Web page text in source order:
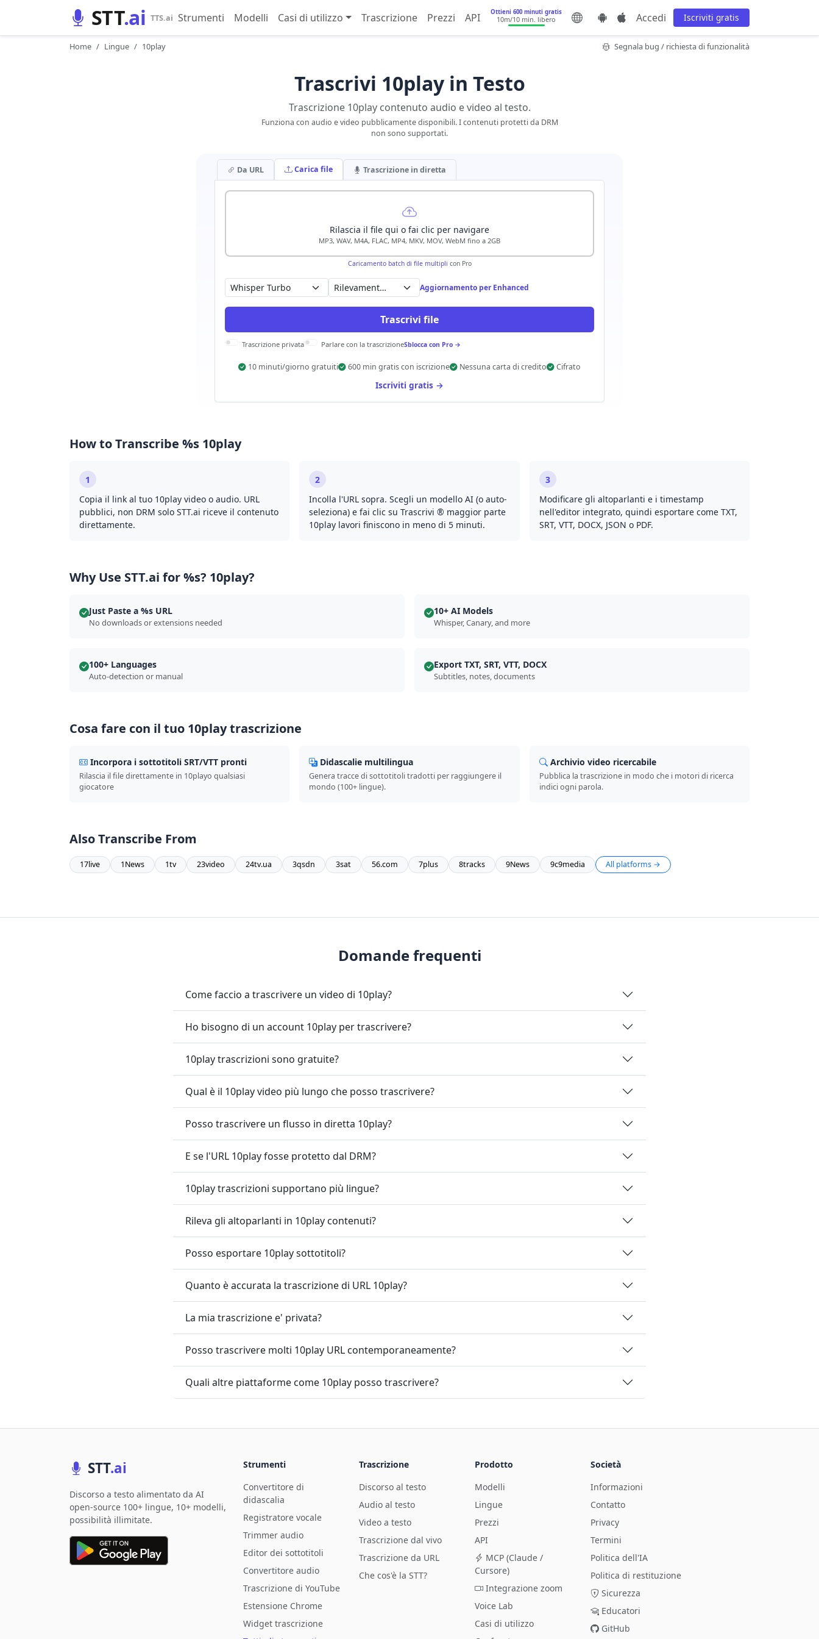
STT.ai TTS.ai Strumenti Modelli Casi di utilizzo Trascrizione Prezzi API Ottieni 600 minuti gratis
10m/10 min. libero Accedi Iscriviti gratis
Home Lingue 10play Segnala bug / richiesta di funzionalità
Trascrivi 10play in Testo
Trascrizione 10play contenuto audio e video al testo.
Funziona con audio e video pubblicamente disponibili. I contenuti protetti da DRM
non sono supportati.
Da URL Carica file Trascrizione in diretta
Rilascia il file qui o fai clic per navigare
MP3, WAV, M4A, FLAC, MP4, MKV, MOV, WebM fino a 2GB
Caricamento batch di file multipli con Pro
Rilevamento automaticoAggiornamento per Enhanced
Trascrivi file
Trascrizione privata Parlare con la trascrizioneSblocca con Pro →
10 minuti/giorno gratuiti 600 min gratis con iscrizione Nessuna carta di credito Cifrato
Iscriviti gratis →
How to Transcribe %s 10play
1
Copia il link al tuo 10play video o audio. URL
pubblici, non DRM solo STT.ai riceve il contenuto
direttamente.
2
Incolla l'URL sopra. Scegli un modello AI (o auto-
seleziona) e fai clic su Trascrivi ® maggior parte
10play lavori finiscono in meno di 5 minuti.
3
Modificare gli altoparlanti e i timestamp
nell'editor integrato, quindi esportare come TXT,
SRT, VTT, DOCX, JSON o PDF.
Why Use STT.ai for %s? 10play?
Just Paste a %s URL
No downloads or extensions needed
10+ AI Models
Whisper, Canary, and more
100+ Languages
Auto-detection or manual
Export TXT, SRT, VTT, DOCX
Subtitles, notes, documents
Cosa fare con il tuo 10play trascrizione
Incorpora i sottotitoli SRT/VTT pronti
Rilascia il file direttamente in 10playo qualsiasi
giocatore
Didascalie multilingua
Genera tracce di sottotitoli tradotti per raggiungere il
mondo (100+ lingue).
Archivio video ricercabile
Pubblica la trascrizione in modo che i motori di ricerca
indici ogni parola.
Also Transcribe From
17live 1News 1tv 23video 24tv.ua 3qsdn 3sat 56.com 7plus 8tracks 9News 9c9media All platforms →
Domande frequenti
Come faccio a trascrivere un video di 10play?
Ho bisogno di un account 10play per trascrivere?
10play trascrizioni sono gratuite?
Qual è il 10play video più lungo che posso trascrivere?
Posso trascrivere un flusso in diretta 10play?
E se l'URL 10play fosse protetto dal DRM?
10play trascrizioni supportano più lingue?
Rileva gli altoparlanti in 10play contenuti?
Posso esportare 10play sottotitoli?
Quanto è accurata la trascrizione di URL 10play?
La mia trascrizione e' privata?
Posso trascrivere molti 10play URL contemporaneamente?
Quali altre piattaforme come 10play posso trascrivere?
STT.ai
Discorso a testo alimentato da AI
open-source 100+ lingue, 10+ modelli,
possibilità illimitate.
Strumenti
Convertitore di
didascalia
Registratore vocale
Trimmer audio
Editor dei sottotitoli
Convertitore audio
Trascrizione di YouTube
Estensione Chrome
Widget trascrizione
Trascrizione
Discorso al testo
Audio al testo
Video a testo
Trascrizione dal vivo
Trascrizione da URL
Che cos'è la STT?
Prodotto
Modelli
Lingue
Prezzi
API
MCP (Claude /
Cursore)
Integrazione zoom
Voice Lab
Casi di utilizzo
Società
Informazioni
Contatto
Privacy
Termini
Politica dell'IA
Politica di restituzione
Sicurezza
Educatori
GitHub